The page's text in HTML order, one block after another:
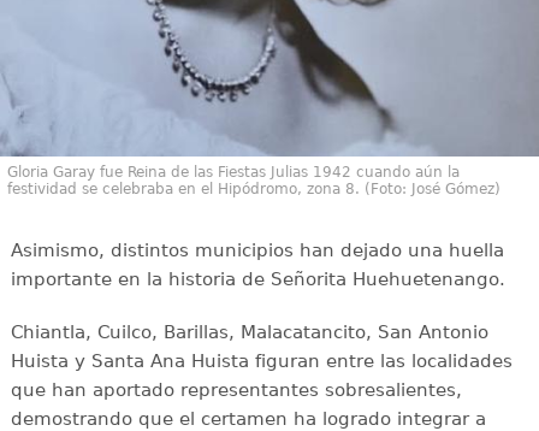
Gloria Garay fue Reina de las Fiestas Julias 1942 cuando aún la
festividad se celebraba en el Hipódromo, zona 8. (Foto: José Gómez)
Asimismo, distintos municipios han dejado una huella
importante en la historia de Señorita Huehuetenango.
Chiantla, Cuilco, Barillas, Malacatancito, San Antonio
Huista y Santa Ana Huista figuran entre las localidades
que han aportado representantes sobresalientes,
demostrando que el certamen ha logrado integrar a